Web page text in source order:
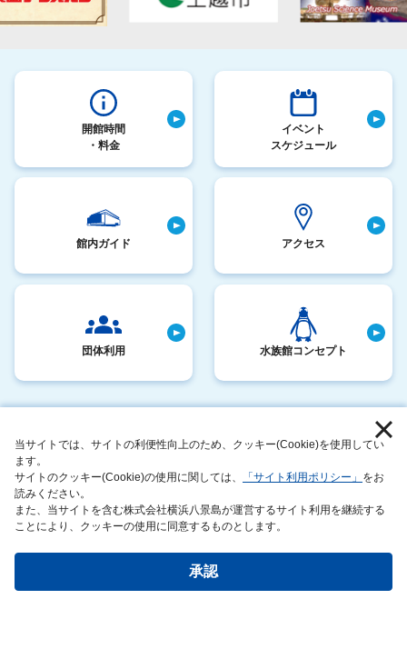
当サイトでは、サイトの利便性向上のため、クッキー(Cookie)を使用してい
ます。
サイトのクッキー(Cookie)の使用に関しては、
「サイト利用ポリシー」 をお
読みください。
また、当サイトを含む株式会社横浜八景島が運営するサイト利用を継続する
ことにより、クッキーの使用に同意するものとします。
承認
開館時間
・料金
イベント
スケジュール
館内ガイド アクセス
団体利用 水族館コンセプト
サイトマップ
このサイトについて サステナビリティアクション
運営者情報
Copyright©Joetsu Aquarium All rights reserved.